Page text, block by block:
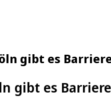
gibt es
gibt es